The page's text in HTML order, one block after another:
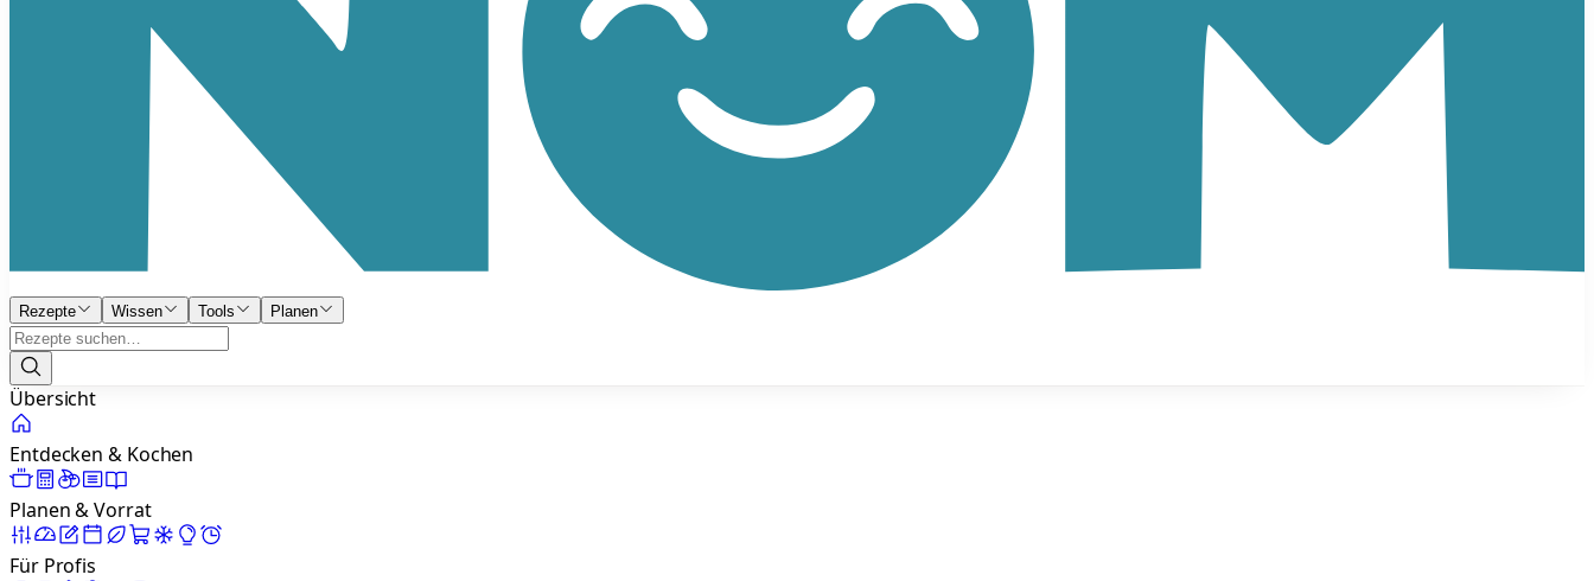
Rezepte Wissen Tools Planen
Übersicht
Entdecken & Kochen
Planen & Vorrat
Für Profis